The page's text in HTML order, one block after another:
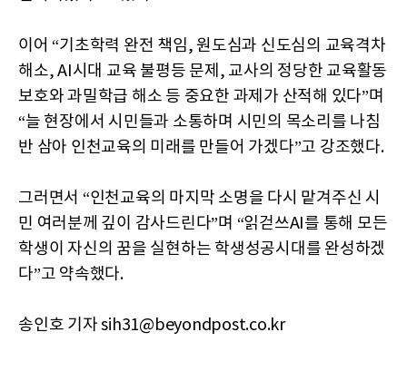
이어 “기초학력 완전 책임, 원도심과 신도심의 교육격차
해소, AI시대 교육 불평등 문제, 교사의 정당한 교육활동
보호와 과밀학급 해소 등 중요한 과제가 산적해 있다”며
“늘 현장에서 시민들과 소통하며 시민의 목소리를 나침
반 삼아 인천교육의 미래를 만들어 가겠다”고 강조했다.
그러면서 “인천교육의 마지막 소명을 다시 맡겨주신 시
민 여러분께 깊이 감사드린다”며 “읽걷쓰AI를 통해 모든
학생이 자신의 꿈을 실현하는 학생성공시대를 완성하겠
다”고 약속했다.
송인호 기자 sih31@beyondpost.co.kr